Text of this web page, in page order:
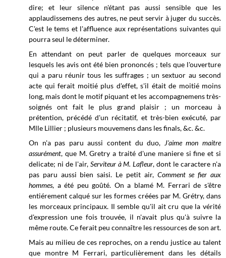
dire; et leur silence n'étant pas aussi sensible que les
applaudissemens des autres, ne peut servir à juger du succès.
C'est le tems et l'affluence aux représentations suivantes qui
pourra seul le déterminer.
En attendant on peut parler de quelques morceaux sur
lesquels les avis ont été bien prononcés ; tels que l'ouverture
qui a paru réunir tous les suffrages ; un sextuor au second
acte qui ferait moitié plus d'effet, s'il était de moitié moins
long, mais dont le motif piquant et les accompagnemens très-
soignés ont fait le plus grand plaisir ; un morceau à
prétention, précédé d'un récitatif, et très-bien exécuté, par
Mlle Lillier ; plusieurs mouvemens dans les finals, &c. &c.
On n'a pas paru aussi content du duo, J'aime mon maitre
assurément, que M. Gretry a traité d'une maniere si fine et si
delicate; ni de l'air, Serviteur à M. Lafleur, dont le caractere n'a
pas paru aussi bien saisi. Le petit air, Comment se fier aux
hommes, a été peu goûté. On a blamé M. Ferrari de s'être
entiérement calqué sur les formes créées par M. Grétry, dans
les morceaux principaux. Il semble qu'il ait cru que la vérité
d'expression une fois trouvée, il n'avait plus qu'à suivre la
même route. Ce ferait peu connaître les ressources de son art.
Mais au milieu de ces reproches, on a rendu justice au talent
que montre M Ferrari, particulièrement dans les détails